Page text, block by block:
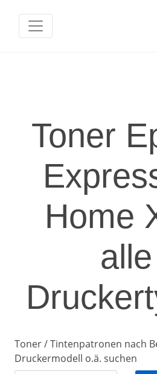
Toner
Home
alle
Toner / Tintenpatronen nach
Druckermodell o.ä. suchen